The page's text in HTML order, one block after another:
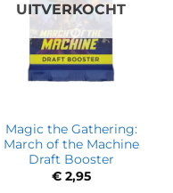
UITVERKOCHT
Magic the Gathering:
March of the Machine
Draft Booster
€2,95